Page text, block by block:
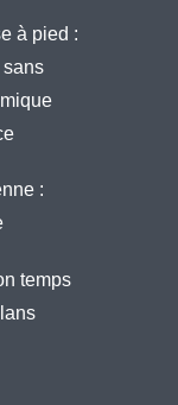
à pied :
sans
:
temps